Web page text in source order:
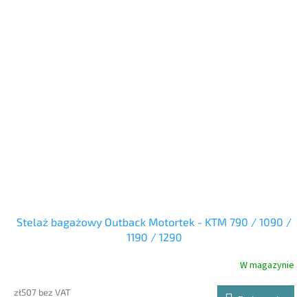
Stelaż bagażowy Outback Motortek - KTM 790 / 1090 /
1190 / 1290
W magazynie
zł507 bez VAT